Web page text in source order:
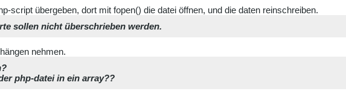
script übergeben, dort mit fopen() die datei öffnen, und die daten reinschreiben.
sollen nicht überschrieben werden.
nehmen.
php-datei in ein array??